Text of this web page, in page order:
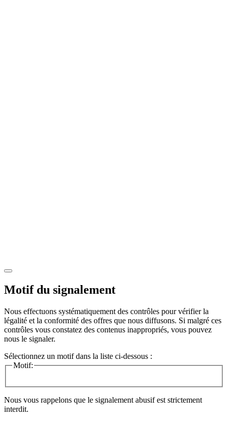
Motif du signalement
Nous effectuons systématiquement des contrôles pour vérifier la
légalité et la conformité des offres que nous diffusons. Si malgré ces
contrôles vous constatez des contenus inappropriés, vous pouvez
nous le signaler.
Sélectionnez un motif dans la liste ci-dessous :
Motif:
Nous vous rappelons que le signalement abusif est strictement
interdit.